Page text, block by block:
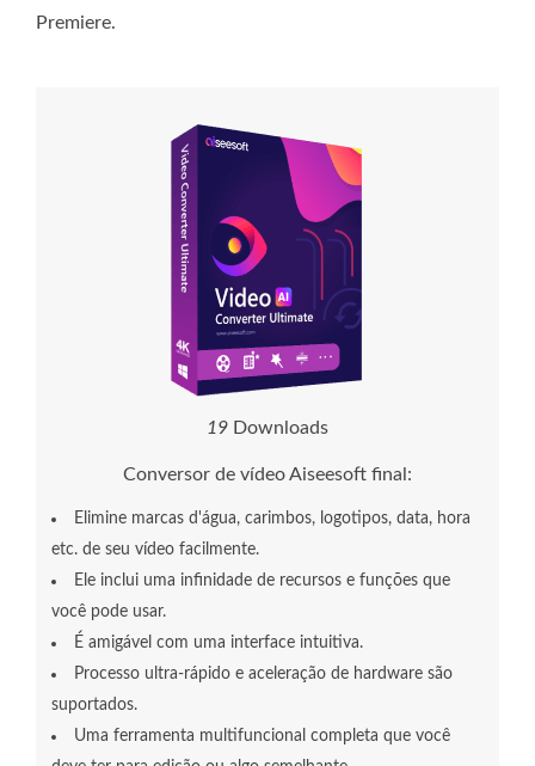
Premiere.
20 Downloads
Conversor de vídeo Aiseesoft final:
Elimine marcas d'água, carimbos, logotipos, data, hora
etc. de seu vídeo facilmente.
Ele inclui uma infinidade de recursos e funções que
você pode usar.
É amigável com uma interface intuitiva.
Processo ultra-rápido e aceleração de hardware são
suportados.
Uma ferramenta multifuncional completa que você